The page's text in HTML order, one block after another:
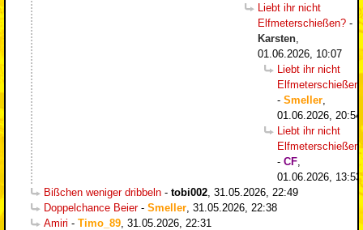
Liebt ihr nicht
Elfmeterschießen? -
Karsten
01.06.2026, 10:07
Liebt ihr nicht
- Smeller
01.06.2026, 20:54
Liebt ihr nicht
- CF
01.06.2026, 13:53
Bißchen weniger dribbeln - tobi002 31.05.2026, 22:49
Doppelchance Beier- Smeller 31.05.2026, 22:38
Amiri - Timo_89 31.05.2026, 22:31